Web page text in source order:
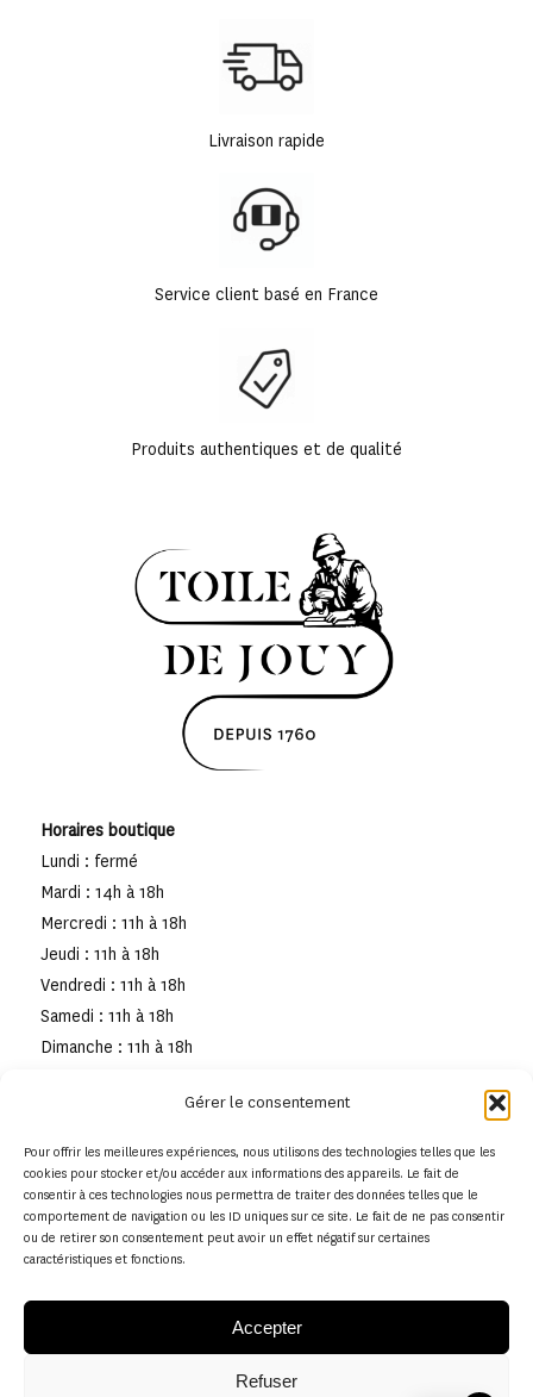
Gérer le consentement
Pour offrir les meilleures expériences, nous utilisons des technologies telles que les
cookies pour stocker et/ou accéder aux informations des appareils. Le fait de
consentir à ces technologies nous permettra de traiter des données telles que le
comportement de navigation ou les ID uniques sur ce site. Le fait de ne pas consentir
ou de retirer son consentement peut avoir un effet négatif sur certaines
caractéristiques et fonctions.
Accepter
Refuser
Livraison rapide
Service client basé en France
Produits authentiques et de qualité
Horaires boutique
Lundi : fermé
Mardi : 14h à 18h
Mercredi : 11h à 18h
Jeudi : 11h à 18h
Vendredi : 11h à 18h
Samedi : 11h à 18h
Dimanche : 11h à 18h